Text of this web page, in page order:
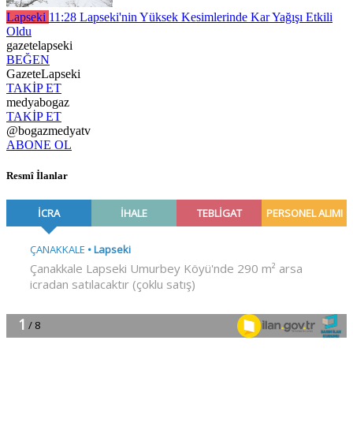
Lapseki 11:28 Lapseki'nin Yüksek Kesimlerinde Kar Yağışı Etkili
Oldu
gazetelapseki
BEĞEN
GazeteLapseki
TAKİP ET
medyabogaz
TAKİP ET
@bogazmedyatv
ABONE OL
Resmî İlanlar